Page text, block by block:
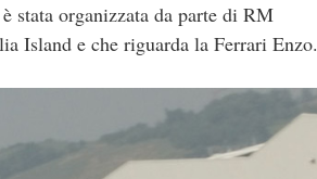
stata organizzata da parte di RM
Island e che riguarda la Ferrari Enzo.